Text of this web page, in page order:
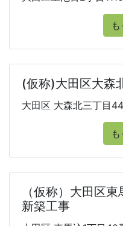
(仮称)大田区大森
大田区 大森北三丁目
（仮称）大田区
新築工事